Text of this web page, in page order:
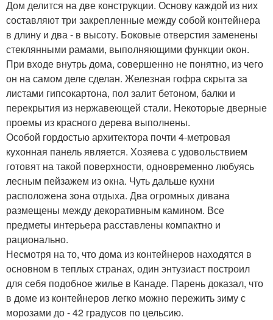
Дом делится на две конструкции. Основу каждой из них
составляют три закрепленные между собой контейнера
в длину и два - в высоту. Боковые отверстия заменены
стеклянными рамами, выполняющими функции окон.
При входе внутрь дома, совершенно не понятно, из чего
он на самом деле сделан. Железная гофра скрыта за
листами гипсокартона, пол залит бетоном, балки и
перекрытия из нержавеющей стали. Некоторые дверные
проемы из красного дерева выполнены.
Особой гордостью архитектора почти 4-метровая
кухонная панель является. Хозяева с удовольствием
готовят на такой поверхности, одновременно любуясь
лесным пейзажем из окна. Чуть дальше кухни
расположена зона отдыха. Два огромных дивана
размещены между декоративным камином. Все
предметы интерьера расставлены компактно и
рационально.
Несмотря на то, что дома из контейнеров находятся в
основном в теплых странах, один энтузиаст построил
для себя подобное жилье в Канаде. Парень доказал, что
в доме из контейнеров легко можно пережить зиму с
морозами до - 42 градусов по цельсию.